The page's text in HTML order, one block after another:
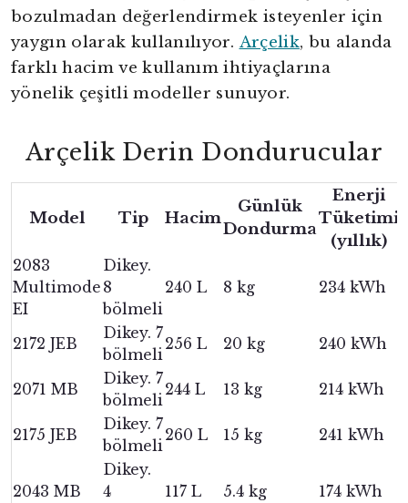
bozulmadan değerlendirmek isteyenler için
yaygın olarak kullanılıyor. Arçelik, bu alanda
farklı hacim ve kullanım ihtiyaçlarına
yönelik çeşitli modeller sunuyor.
Arçelik Derin Dondurucular
Model Tip Hacim
Günlük
Dondurma
Enerji
Tüketimi
(yıllık)
2083
Multimode
EI
Dikey.
8
bölmeli
240 L 8 kg 234 kWh
2172 JEB
Dikey. 7
bölmeli
256 L 20 kg 240 kWh
2071 MB
Dikey. 7
bölmeli
244 L 13 kg 214 kWh
2175 JEB
Dikey. 7
bölmeli
260 L 15 kg 241 kWh
2043 MB
Dikey.
4
117 L 5.4 kg 174 kWh